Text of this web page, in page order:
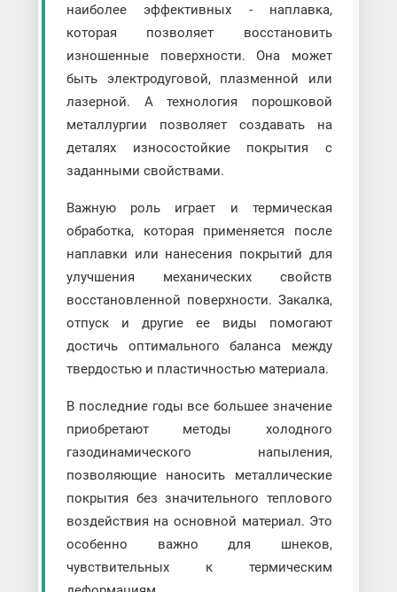
наиболее эффективных - наплавка,
которая позволяет восстановить
изношенные поверхности. Она может
быть электродуговой, плазменной или
лазерной. А технология порошковой
металлургии позволяет создавать на
деталях износостойкие покрытия с
заданными свойствами.
Важную роль играет и термическая
обработка, которая применяется после
наплавки или нанесения покрытий для
улучшения механических свойств
восстановленной поверхности. Закалка,
отпуск и другие ее виды помогают
достичь оптимального баланса между
твердостью и пластичностью материала.
В последние годы все большее значение
приобретают методы холодного
газодинамического напыления,
позволяющие наносить металлические
покрытия без значительного теплового
воздействия на основной материал. Это
особенно важно для шнеков,
чувствительных к термическим